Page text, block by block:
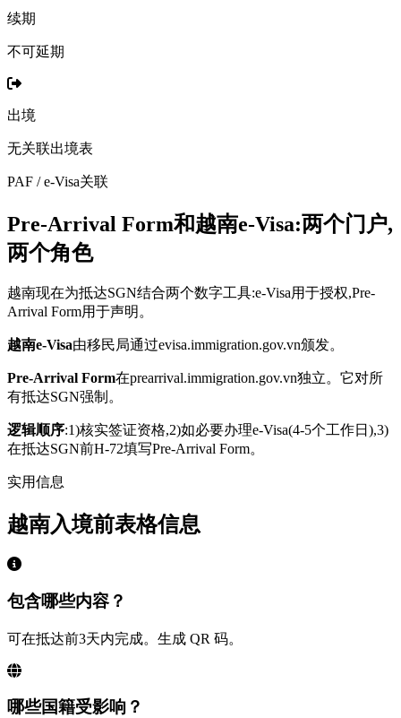
续期
不可延期
出境
无关联出境表
PAF / e-Visa关联
Pre-Arrival Form和越南e-Visa:两个门户,
两个角色
越南现在为抵达SGN结合两个数字工具:e-Visa用于授权,Pre-
Arrival Form用于声明。
越南e-Visa由移民局通过evisa.immigration.gov.vn颁发。
Pre-Arrival Form在prearrival.immigration.gov.vn独立。它对所
有抵达SGN强制。
逻辑顺序:1)核实签证资格,2)如必要办理e-Visa(4-5个工作日),3)
在抵达SGN前H-72填写Pre-Arrival Form。
实用信息
越南入境前表格信息
包含哪些内容？
可在抵达前3天内完成。生成 QR 码。
哪些国籍受影响？